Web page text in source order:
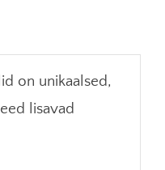
on unikaalsed,
lisavad